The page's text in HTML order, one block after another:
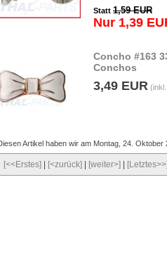
Statt 1,59 EUR
Nur 1,39
Concho #163
Conchos
3,49 EUR
Artikel haben wir am Montag, 24. Oktober
[<<Erstes] [<zurück] [weiter>] [Letztes>>]